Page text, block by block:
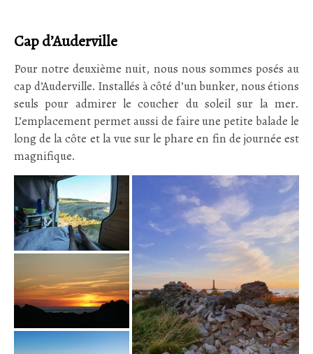
Cap d’Auderville
Pour notre deuxième nuit, nous nous sommes posés au
cap d’Auderville. Installés à côté d’un bunker, nous étions
seuls pour admirer le coucher du soleil sur la mer.
L’emplacement permet aussi de faire une petite balade le
long de la côte et la vue sur le phare en fin de journée est
magnifique.